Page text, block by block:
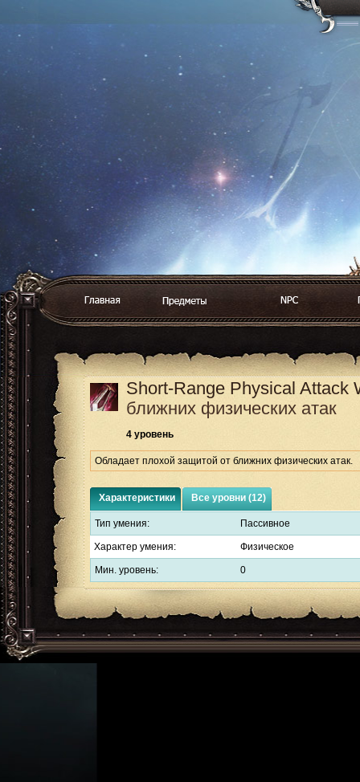
Short-Range Physical Attack
ближних физических атак
4 уровень
Обладает плохой защитой от ближних физических атак.
Характеристики Все уровни (12)
Тип умения: Пассивное
Характер умения: Физическое
Мин. уровень: 0